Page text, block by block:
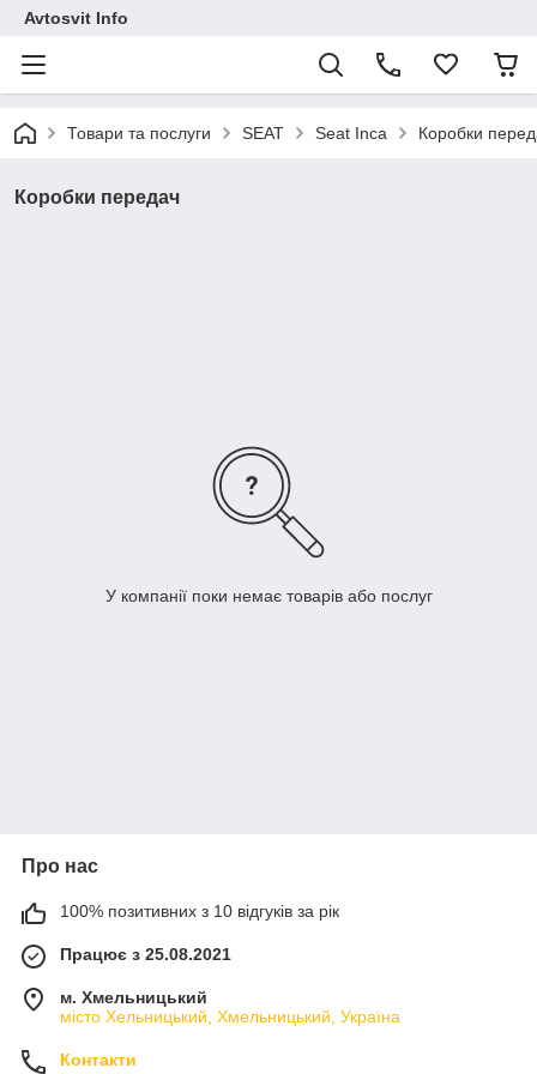
Avtosvit Info
Товари та послуги SEAT Seat Inca Коробки
Коробки передач
У компанії поки немає товарів або послуг
Про нас
100% позитивних з 10 відгуків за рік
Працює з 25.08.2021
м. Хмельницький
місто Хельницький, Хмельницький, Україна
Контакти